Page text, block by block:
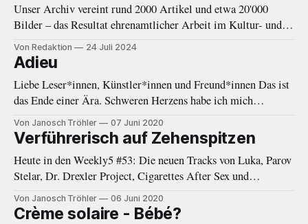
Unser Archiv vereint rund 2000 Artikel und etwa 20'000
Bilder – das Resultat ehrenamtlicher Arbeit im Kultur- und
Musikjournalismus von 2010 bis 2020. Eine Einleitung.
Von Redaktion 24 Juli 2024
Adieu
Liebe Leser*innen, Künstler*innen und Freund*innen Das ist
das Ende einer Ära. Schweren Herzens habe ich mich
entschieden, eine Auszeit von Negative White zu nehmen. In
den letzten Monaten fehlte mir immer öfter die Zeit und
Energie, welche diese Plattform gebraucht und verdient hätte.
Als das Online-Magazin
Von Janosch Tröhler 07 Juni 2020
Verführerisch auf Zehenspitzen
Heute in den Weekly5 #53: Die neuen Tracks von Luka, Parov
Stelar, Dr. Drexler Project, Cigarettes After Sex und
Woodkid.
Von Janosch Tröhler 06 Juni 2020
Crème solaire - Bébé?